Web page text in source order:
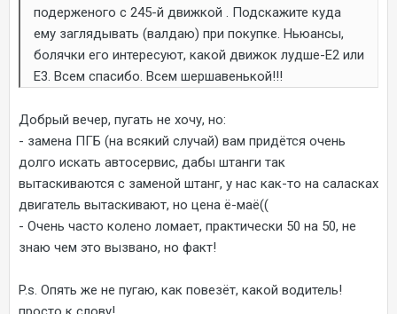
подерженого с 245-й движкой . Подскажите куда
ему заглядывать (валдаю) при покупке. Ньюансы,
болячки его интересуют, какой движок лудше-Е2 или
Е3. Всем спасибо. Всем шершавенькой!!!
Добрый вечер, пугать не хочу, но:
- замена ПГБ (на всякий случай) вам придётся очень
долго искать автосервис, дабы штанги так
вытаскиваются с заменой штанг, у нас как-то на саласках
двигатель вытаскивают, но цена ё-маё((
- Очень часто колено ломает, практически 50 на 50, не
знаю чем это вызвано, но факт!
P.s. Опять же не пугаю, как повезёт, какой водитель!